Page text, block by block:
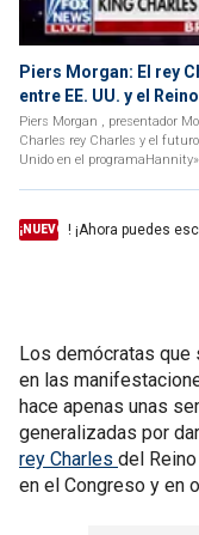
Piers Morgan: El rey
entre EE. UU. y el
Piers Morgan , presentador
Charles rey Charles y el
Unido en el
¡NUEVO ! ¡Ahora puedes
Los demócratas
en las
hace apenas unas
generalizadas por
rey Charles del
en el Congreso y en